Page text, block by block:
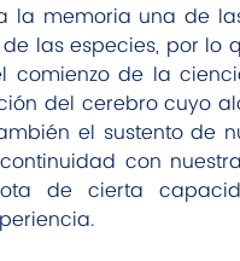
la memoria una de
las especies, por lo
comienzo de la
del cerebro cuyo
el sustento de
con
de cierta